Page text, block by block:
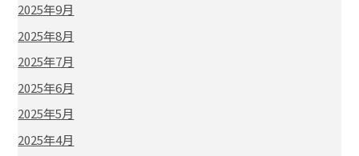
2025年9月
2025年8月
2025年7月
2025年6月
2025年5月
2025年4月